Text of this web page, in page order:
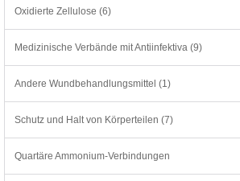
Oxidierte Zellulose (6)
Medizinische Verbände mit Antiinfektiva (9)
Andere Wundbehandlungsmittel (1)
Schutz und Halt von Körperteilen (7)
Quartäre Ammonium-Verbindungen